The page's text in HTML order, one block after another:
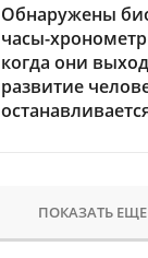
Обнаружены
часы-
когда они
развитие
ПОКАЗАТЬ ЕЩЕ